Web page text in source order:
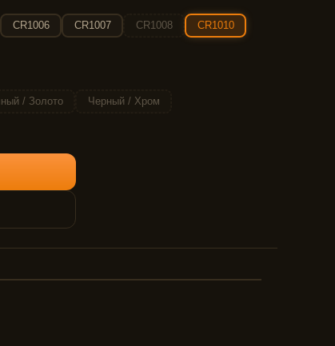
CR1006 CR1007 CR1008
CR1010
/ Золото
Черный / Хром